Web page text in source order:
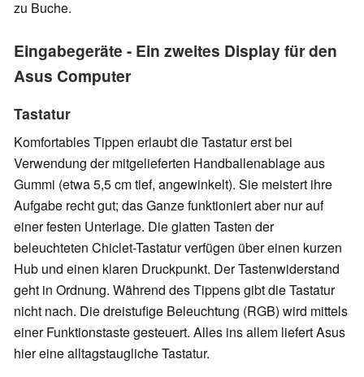
zu Buche.
Eingabegeräte - Ein zweites Display für den
Asus Computer
Tastatur
Komfortables Tippen erlaubt die Tastatur erst bei
Verwendung der mitgelieferten Handballenablage aus
Gummi (etwa 5,5 cm tief, angewinkelt). Sie meistert ihre
Aufgabe recht gut; das Ganze funktioniert aber nur auf
einer festen Unterlage. Die glatten Tasten der
beleuchteten Chiclet-Tastatur verfügen über einen kurzen
Hub und einen klaren Druckpunkt. Der Tastenwiderstand
geht in Ordnung. Während des Tippens gibt die Tastatur
nicht nach. Die dreistufige Beleuchtung (RGB) wird mittels
einer Funktionstaste gesteuert. Alles ins allem liefert Asus
hier eine alltagstaugliche Tastatur.